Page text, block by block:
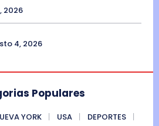
2026
4, 2026
Populares
YORK USA
DEPORTES